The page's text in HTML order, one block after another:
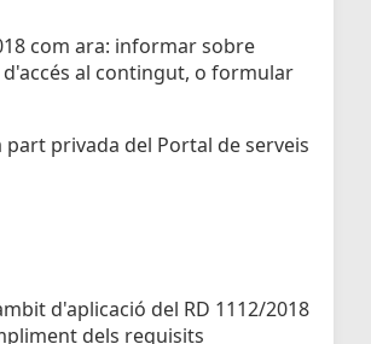
com ara: informar sobre
al contingut, o formular
part privada del Portal de serveis
d'aplicació del RD 1112/2018
dels requisits